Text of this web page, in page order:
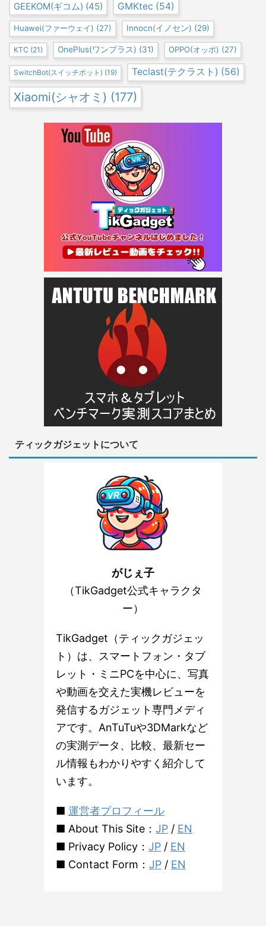
GEEKOM(ギコム) (45) GMKtec (54)
Huawei(ファーウェイ) (27) Innocn(イノセン) (29)
KTC (21) OnePlus(ワンプラス) (31) OPPO(オッポ) (27)
SwitchBot(スイッチボット) (19) Teclast(テクラスト) (56)
Xiaomi(シャオミ) (177)
ティックガジェットについて
がじぇ子
（TikGadget公式キャラクタ
ー）
TikGadget（ティックガジェッ
ト）は、スマートフォン・タブ
レット・ミニPCを中心に、写真
や動画を交えた実機レビューを
発信するガジェット専門メディ
アです。AnTuTuや3DMarkなど
の実測データ、比較、最新セー
ル情報もわかりやすく紹介して
います。
■ 運営者プロフィール
■ About This Site： JP / EN
■ Privacy Policy： JP / EN
■ Contact Form： JP / EN